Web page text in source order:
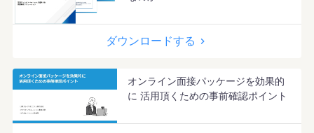
ダウンロードする
オンライン面接パッケージを効果的
に 活用頂くための事前確認ポイント